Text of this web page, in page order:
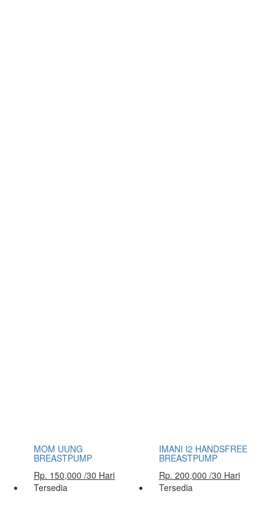
MOM UUNG
BREASTPUMP
Rp. 150,000 /30 Hari
IMANI I2 HANDSFREE
BREASTPUMP
Rp. 200,000 /30 Hari
Tersedia
Tersedia